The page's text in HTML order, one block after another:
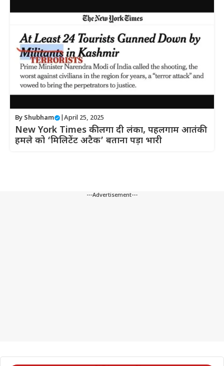
By Shubham April 25, 2025
New York Times की लगा दी लंका, पहलगाम आतंकी
हमले को ‘मिलिटेंट अटैक’ बताना पड़ा भारी
---Advertisement---